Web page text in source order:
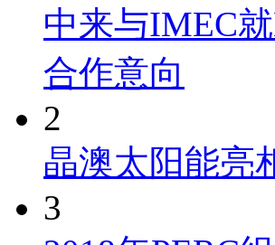
中来与IMEC
合作意向
2
晶澳太阳能亮
3